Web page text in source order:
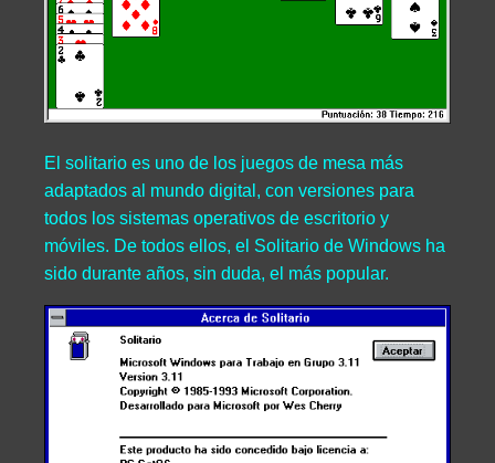
El solitario es uno de los juegos de mesa más
adaptados al mundo digital, con versiones para
todos los sistemas operativos de escritorio y
móviles. De todos ellos, el Solitario de Windows ha
sido durante años, sin duda, el más popular.